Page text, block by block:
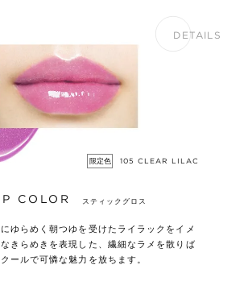
限定色 105 CLEAR LILAC
COLOR スティックグロス
ゆらめく朝つゆを受けたライラックをイメ
きらめきを表現した、繊細なラメを散りば
ールで可憐な魅力を放ちます。
DETAILS